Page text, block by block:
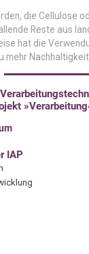
die Cellulose
Reste aus
hat die
mehr
IAP